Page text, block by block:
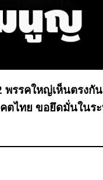
พรรคใหญ่เห็นตรง
ตไทย ขอยึดมั่นในร